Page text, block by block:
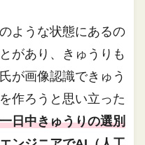
ような状態にあるの
があり、きゅうりも
が画像認識できゅう
作ろうと思い立った
日中きゅうりの選別